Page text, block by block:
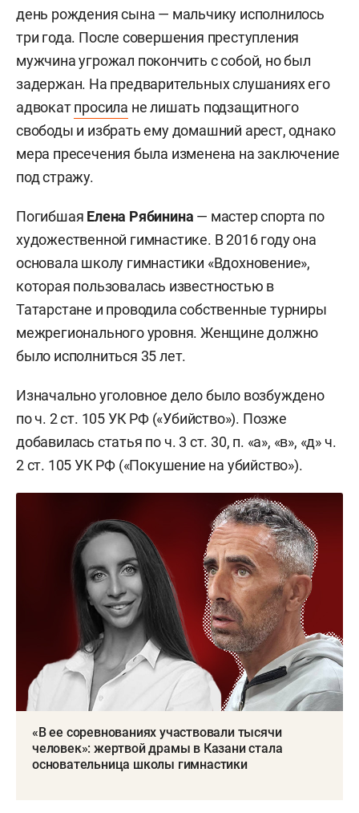
день рождения сына — мальчику исполнилось
три года. После совершения преступления
мужчина угрожал покончить с собой, но был
задержан. На предварительных слушаниях его
адвокатпросила не лишать подзащитного
свободы и избрать ему домашний арест, однако
мера пресечения была изменена на заключение
под стражу.
Погибшая Елена Рябинина — мастер спорта по
художественной гимнастике. В 2016 году она
основала школу гимнастики «Вдохновение»,
которая пользовалась известностью в
Татарстане и проводила собственные турниры
межрегионального уровня. Женщине должно
было исполниться 35 лет.
Изначально уголовное дело было возбуждено
по ч. 2 ст. 105 УК РФ («Убийство»). Позже
добавилась статья по ч. 3 ст. 30, п. «а», «в», «д» ч.
2 ст. 105 УК РФ («Покушение на убийство»).
«В ее соревнованиях участвовали тысячи
человек»: жертвой драмы в Казани стала
основательница школы гимнастики